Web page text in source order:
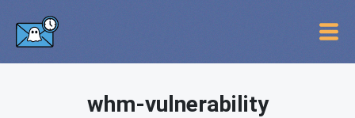
whm-vulnerability